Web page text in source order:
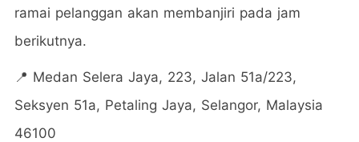
ramai pelanggan akan membanjiri pada jam
berikutnya.
📍 Medan Selera Jaya, 223, Jalan 51a/223,
Seksyen 51a, Petaling Jaya, Selangor, Malaysia
46100